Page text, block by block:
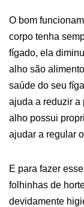
O bom
corpo tenha
fígado, ela
alho são
saúde do seu
ajuda a reduzir a
alho possui
ajudar a regular
E para fazer
folhinhas de
devidamente